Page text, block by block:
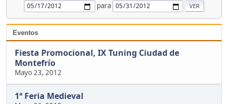
para
Eventos
Fiesta Promocional, IX Tuning Ciudad de
Montefrío
Mayo 23, 2012
1ª Feria Medieval